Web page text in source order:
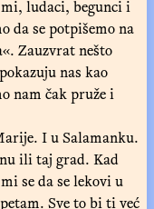
ludaci, begunci i
da se potpišemo na
Zauzvrat nešto
nas kao
nam čak pruže i
I u Salamanku.
ili taj grad. Kad
se da se lekovi u
Sve to bi ti već